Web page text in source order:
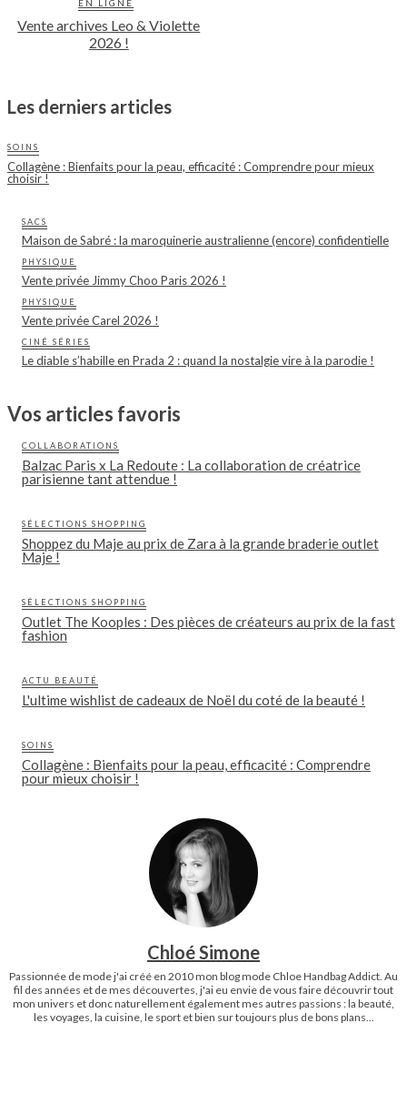
EN LIGNE
Vente archives Leo & Violette
2026 !
Les derniers articles
SOINS
Collagène : Bienfaits pour la peau, efficacité : Comprendre pour mieux
choisir !
SACS
Maison de Sabré : la maroquinerie australienne (encore) confidentielle
PHYSIQUE
Vente privée Jimmy Choo Paris 2026 !
PHYSIQUE
Vente privée Carel 2026 !
CINÉ SÉRIES
Le diable s’habille en Prada 2 : quand la nostalgie vire à la parodie !
Vos articles favoris
COLLABORATIONS
Balzac Paris x La Redoute : La collaboration de créatrice
parisienne tant attendue !
SÉLECTIONS SHOPPING
Shoppez du Maje au prix de Zara à la grande braderie outlet
Maje !
SÉLECTIONS SHOPPING
Outlet The Kooples : Des pièces de créateurs au prix de la fast
fashion
ACTU BEAUTÉ
L'ultime wishlist de cadeaux de Noël du coté de la beauté !
SOINS
Collagène : Bienfaits pour la peau, efficacité : Comprendre
pour mieux choisir !
Chloé Simone
Passionnée de mode j'ai créé en 2010 mon blog mode Chloe Handbag Addict. Au
fil des années et de mes découvertes, j'ai eu envie de vous faire découvrir tout
mon univers et donc naturellement également mes autres passions : la beauté,
les voyages, la cuisine, le sport et bien sur toujours plus de bons plans...